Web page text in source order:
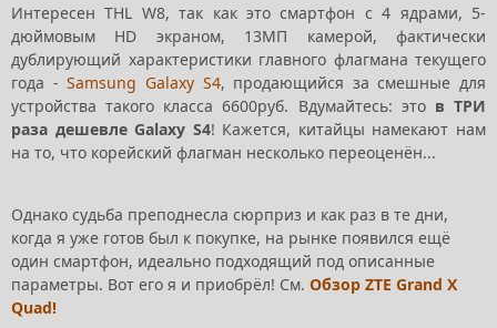
Интересен THL W8, так как это смартфон с 4 ядрами, 5-
дюймовым HD экраном, 13МП камерой, фактически
дублирующий характеристики главного флагмана текущего
года -Samsung Galaxy S4, продающийся за смешные для
устройства такого класса 6600руб. Вдумайтесь: это в ТРИ
раза дешевле Galaxy S4! Кажется, китайцы намекают нам
на то, что корейский флагман несколько переоценён...
Однако судьба преподнесла сюрприз и как раз в те дни,
когда я уже готов был к покупке, на рынке появился ещё
один смартфон, идеально подходящий под описанные
параметры. Вот его я и приобрёл! См. Обзор ZTE Grand X
Quad!